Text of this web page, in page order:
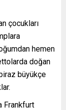
çocukları
hemen
doğan
büyükçe
Frankfurt